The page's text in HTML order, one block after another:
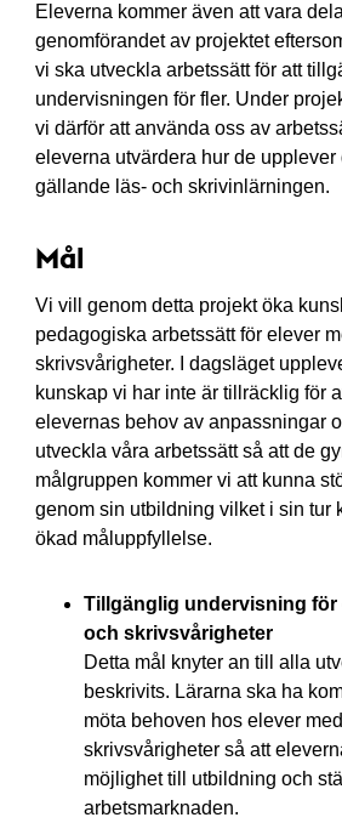
Eleverna kommer även att vara
genomförandet av projektet
vi ska utveckla arbetssätt för att
undervisningen för fler. Under
vi därför att använda oss av
eleverna utvärdera hur de upplever
gällande läs- och skrivinlärningen.
Mål
Vi vill genom detta projekt öka
pedagogiska arbetssätt för elever
skrivsvårigheter. I dagsläget
kunskap vi har inte är tillräcklig för
elevernas behov av anpassningar
utveckla våra arbetssätt så att de
målgruppen kommer vi att kunna
genom sin utbildning vilket i sin tur
ökad måluppfyllelse.
Tillgänglig undervisning för
och skrivsvårigheter
Detta mål knyter an till alla
beskrivits. Lärarna ska ha
möta behoven hos elever
skrivsvårigheter så att
möjlighet till utbildning och
arbetsmarknaden.